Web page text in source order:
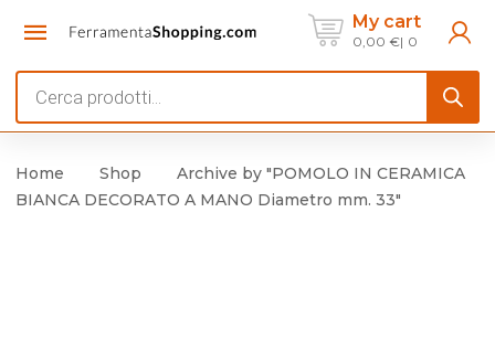
My cart
0,00 € 0
search
Home Shop
Archive by "POMOLO IN CERAMICA
BIANCA DECORATO A MANO Diametro mm. 33"